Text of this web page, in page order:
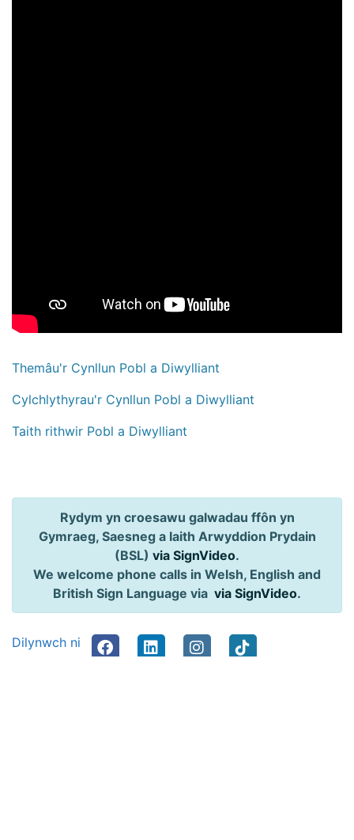
Themâu'r Cynllun Pobl a Diwylliant
Cylchlythyrau'r Cynllun Pobl a Diwylliant
Taith rithwir Pobl a Diwylliant
Rydym yn croesawu galwadau ffôn yn
Gymraeg, Saesneg a Iaith Arwyddion Prydain
(BSL) via SignVideo.
We welcome phone calls in Welsh, English and
British Sign Language via via SignVideo.
Dilynwch ni